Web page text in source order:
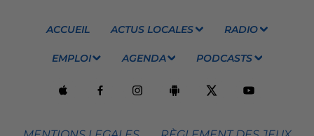
ACCUEIL ACTUS LOCALES RADIO
EMPLOI AGENDA PODCASTS